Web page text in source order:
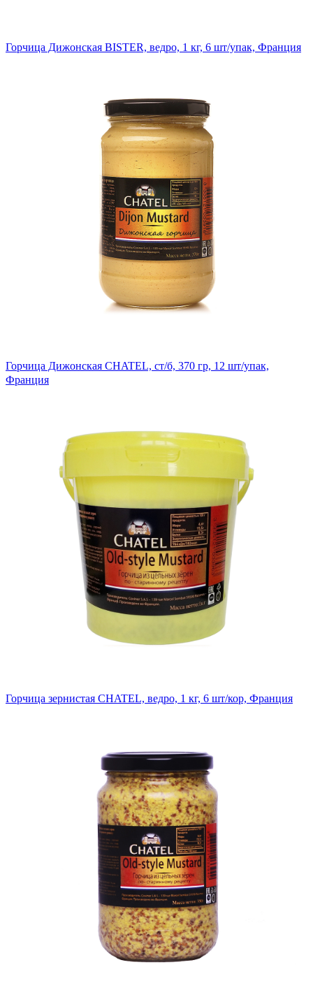
Горчица Дижонская BISTER, ведро, 1 кг, 6 шт/упак, Франция
Горчица Дижонская CHATEL, ст/б, 370 гр, 12 шт/упак,
Франция
Горчица зернистая CHATEL, ведро, 1 кг, 6 шт/кор, Франция